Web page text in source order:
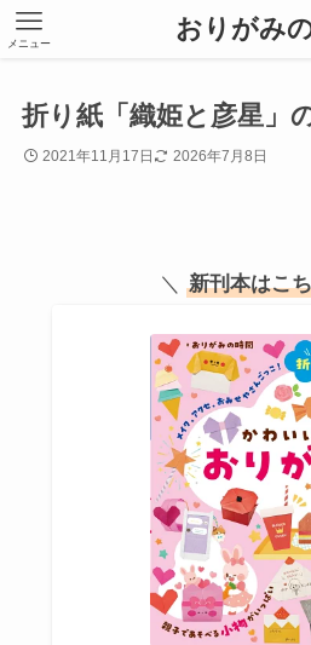
おりがみ
メニュー
折り紙「織姫と彦星」
2021年11月17日 2026年7月8日
＼ 新刊本はこ